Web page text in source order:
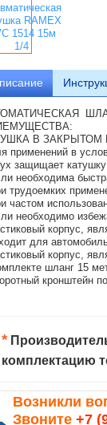
В ЗАКРЫТОМ
применений в
защищает
необходима
трудоемких
частом
необходимо
корпус,
для
корпус,
шланг 15
кронштейн
*
комплектацию
Возникли
Звоните+7